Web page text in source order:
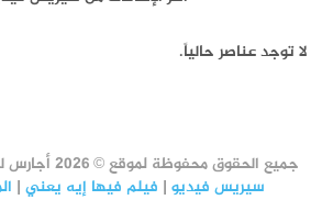
لا توجد عناصر حالياً.
جميع الحقوق محفوظة لموقع © 2026 أجارس للصحة
سيريس فيديو | فيلم فيها إيه يعني |